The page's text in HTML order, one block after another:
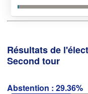
Résultats de
Second tour
Abstention : 29.36%